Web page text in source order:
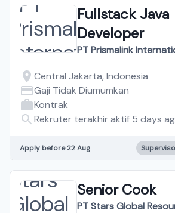
Fullstack Java
Developer
PT Prismalink
Central Jakarta, Indonesia
Gaji Tidak Diumumkan
Kontrak
Rekruter terakhir aktif 5 days
Apply before 22 Aug
Senior Cook
PT Stars Global